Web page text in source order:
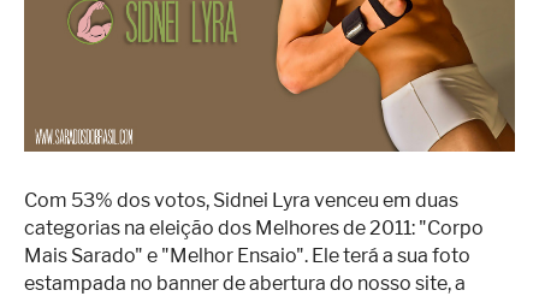
Anabolizantes
Alimentação
Saúde
Ensaios
Com 53% dos votos, Sidnei Lyra venceu em duas
categorias na eleição dos Melhores de 2011: "Corpo
Mais Sarado" e "Melhor Ensaio". Ele terá a sua foto
estampada no banner de abertura do nosso site, a